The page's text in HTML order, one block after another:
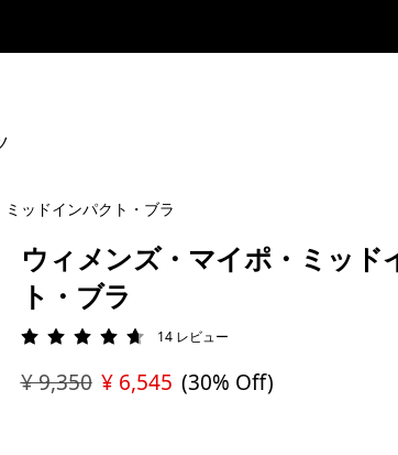
ッドインパクト・ブラ
ウィメンズ・マイポ・ミッド
ト・ブラ
評価: 4.7 / 5
14 レビュー
¥ 9,350 ¥ 6,545 (30% Off)